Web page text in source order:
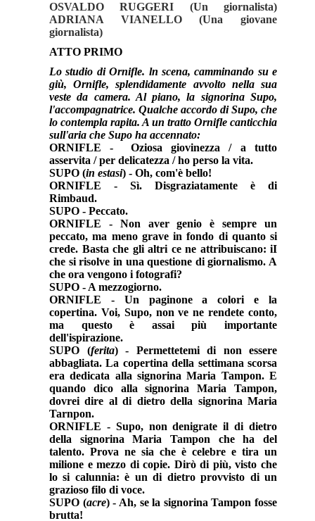
OSVALDO RUGGERI (Un giornalista)
ADRIANA VIANELLO (Una giovane
giornalista)
ATTO PRIMO
Lo studio di Ornifle. ln scena, camminando su e
giù, Ornifle, splendidamente avvolto nella sua
veste da camera. Al piano, la signorina Supo,
l'accompagnatrice. Qualche accordo di Supo, che
lo contempla rapita. A un tratto Ornifle canticchia
sull'aria che Supo ha accennato:
ORNIFLE -
Oziosa giovinezza / a tutto
asservita / per delicatezza / ho perso la vita.
SUPO (in estasi) - Oh, com'è bello!
ORNIFLE - Sì. Disgraziatamente è di
Rimbaud.
SUPO - Peccato.
ORNIFLE - Non aver genio è sempre un
peccato, ma meno grave in fondo di quanto si
crede. Basta che gli altri ce ne attribuiscano: iI
che si risolve in una questione di giornalismo. A
che ora vengono i fotografi?
SUPO - A mezzogiorno.
ORNIFLE - Un paginone a colori e la
copertina. Voi, Supo, non ve ne rendete conto,
ma questo è assai più importante
dell'ispirazione.
SUPO (ferita) - Permettetemi di non essere
abbagliata. La copertina della settimana scorsa
era dedicata alla signorina Maria Tampon. E
quando dico alla signorina Maria Tampon,
dovrei dire al di dietro della signorina Maria
Tarnpon.
ORNIFLE - Supo, non denigrate il di dietro
della signorina Maria Tampon che ha del
talento. Prova ne sia che è celebre e tira un
milione e mezzo di copie. Dirò di più, visto che
lo si calunnia: è un di dietro provvisto di un
grazioso filo di voce.
SUPO (acre) - Ah, se la signorina Tampon fosse
brutta!